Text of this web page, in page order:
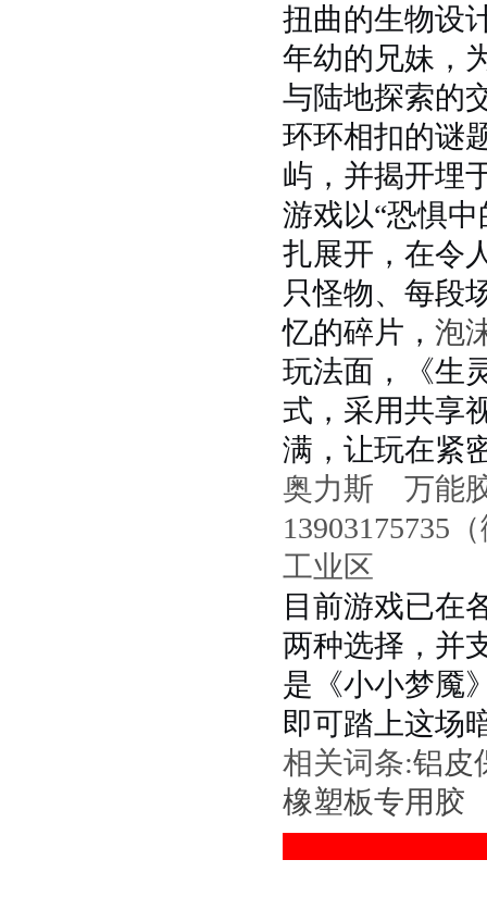
扭曲的生物设
年幼的兄妹，
与陆地探索的
环环相扣的谜
屿，并揭开埋
游戏以“恐惧
扎展开，在令
只怪物、每段
忆的碎片， 泡
玩法面，《生
式，采用共享
满，让玩在紧
奥力斯 万能
13903175735
工业区
目前游戏已在
两种选择，并
是《小小梦魇
即可踏上这场
相关词条:铝皮
橡塑板专用胶